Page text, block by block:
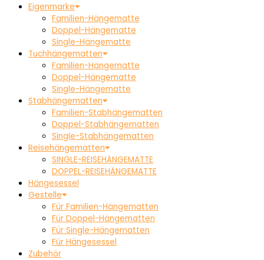
Eigenmarke
Familien-Hängematte
Doppel-Hängematte
Single-Hängematte
Tuchhängematten
Familien-Hängematte
Doppel-Hängematte
Single-Hängematte
Stabhängematten
Familien-Stabhängematten
Doppel-Stabhängematten
Single-Stabhängematten
Reisehängematten
SINGLE-REISEHÄNGEMATTE
DOPPEL-REISEHÄNGEMATTE
Hängesessel
Gestelle
Für Familien-Hängematten
Für Doppel-Hängematten
Für Single-Hängematten
Für Hängesessel
Zubehör